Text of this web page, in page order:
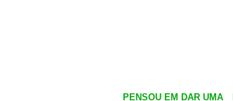
PENSOU EM DAR UMA